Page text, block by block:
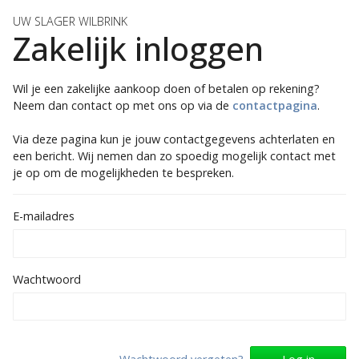
UW SLAGER WILBRINK
Zakelijk inloggen
Wil je een zakelijke aankoop doen of betalen op rekening?
Neem dan contact op met ons op via de contactpagina.
Via deze pagina kun je jouw contactgegevens achterlaten en
een bericht. Wij nemen dan zo spoedig mogelijk contact met
E-mailadres
Wachtwoord